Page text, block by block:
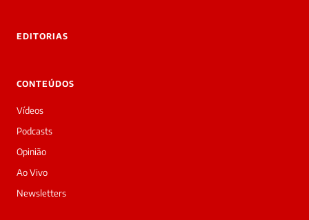
EDITORIAS
CONTEÚDOS
Vídeos
Podcasts
Opinião
Ao Vivo
Newsletters